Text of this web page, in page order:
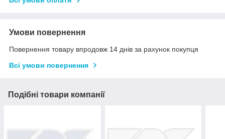
Умови повернення
Повернення товару впродовж 14 днів за рахунок покупця
Всі умови повернення
Подібні товари компанії